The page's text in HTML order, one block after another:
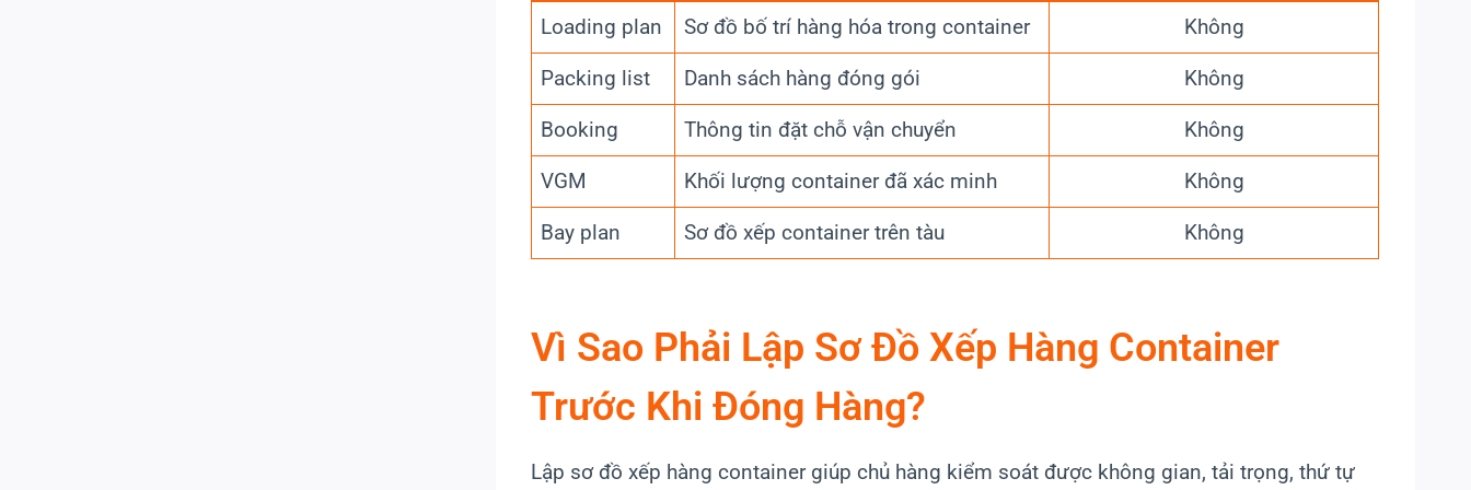
Loading plan Sơ đồ bố trí hàng hóa trong container Không
Packing list Danh sách hàng đóng gói Không
Booking Thông tin đặt chỗ vận chuyển Không
VGM Khối lượng container đã xác minh Không
Bay plan Sơ đồ xếp container trên tàu Không
Vì Sao Phải Lập Sơ Đồ Xếp Hàng Container
Trước Khi Đóng Hàng?
Lập sơ đồ xếp hàng container giúp chủ hàng kiểm soát được không gian, tải trọng, thứ tự